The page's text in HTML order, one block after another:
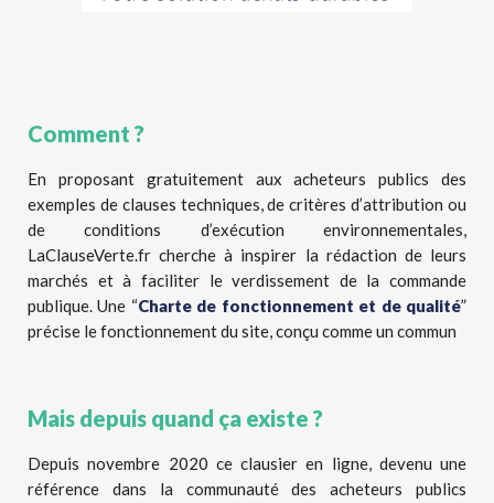
Comment ?
En proposant gratuitement aux acheteurs publics des
exemples de clauses techniques, de critères d’attribution ou
de conditions d’exécution environnementales,
LaClauseVerte.fr cherche à inspirer la rédaction de leurs
marchés et à faciliter le verdissement de la commande
publique. Une “Charte de fonctionnement et de qualité”
précise le fonctionnement du site, conçu comme un commun
Mais depuis quand ça existe ?
Depuis novembre 2020 ce clausier en ligne, devenu une
référence dans la communauté des acheteurs publics